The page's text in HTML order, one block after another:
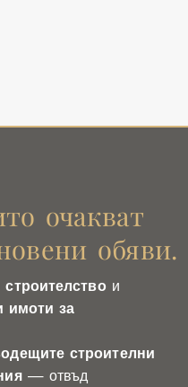
очакват
обяви.
и
имоти за
строителни
— отвъд